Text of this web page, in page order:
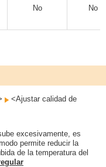
No No
<Ajustar calidad de
excesivamente, es
permite reducir la
de la temperatura del